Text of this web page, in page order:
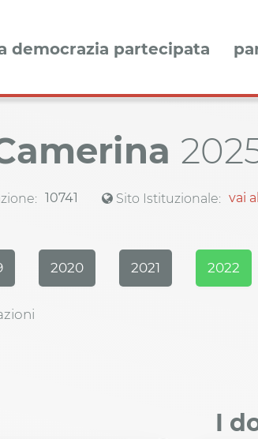
democrazia partecipata
10741 Sito Istituzionale: vai
2020 2021 2022
I